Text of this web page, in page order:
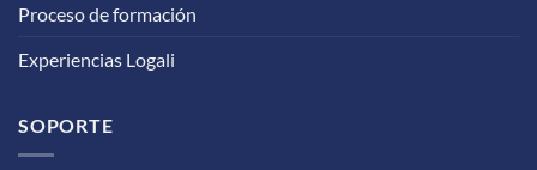
Proceso de formación
Experiencias Logali
SOPORTE